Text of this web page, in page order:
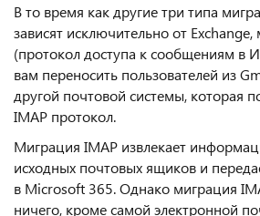
В то время как другие три типа
зависят исключительно от
(протокол доступа к сообщениям в
вам переносить пользователей из
другой почтовой системы, которая
IMAP протокол.
Миграция IMAP извлекает
исходных почтовых ящиков и
в Microsoft 365. Однако миграция
ничего, кроме самой электронной